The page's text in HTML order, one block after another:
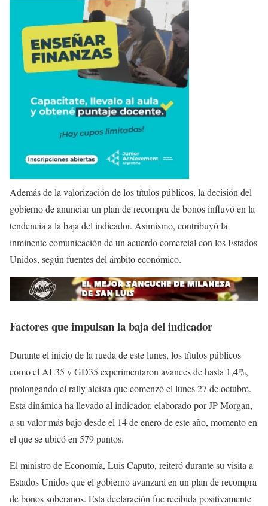
Además de la valorización de los títulos públicos, la decisión del
gobierno de anunciar un plan de recompra de bonos influyó en la
tendencia a la baja del indicador. Asimismo, contribuyó la
inminente comunicación de un acuerdo comercial con los Estados
Unidos, según fuentes del ámbito económico.
Factores que impulsan la baja del indicador
Durante el inicio de la rueda de este lunes, los títulos públicos
como el AL35 y GD35 experimentaron avances de hasta 1,4%,
prolongando el rally alcista que comenzó el lunes 27 de octubre.
Esta dinámica ha llevado al indicador, elaborado por JP Morgan,
a su valor más bajo desde el 14 de enero de este año, momento en
el que se ubicó en 579 puntos.
El ministro de Economía, Luis Caputo, reiteró durante su visita a
Estados Unidos que el gobierno avanzará en un plan de recompra
de bonos soberanos. Esta declaración fue recibida positivamente